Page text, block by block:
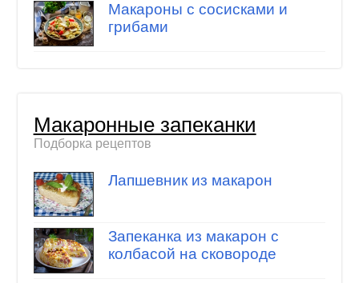
Макароны с сосисками и
грибами
Макаронные запеканки
Подборка рецептов
Лапшевник из макарон
Запеканка из макарон с
колбасой на сковороде